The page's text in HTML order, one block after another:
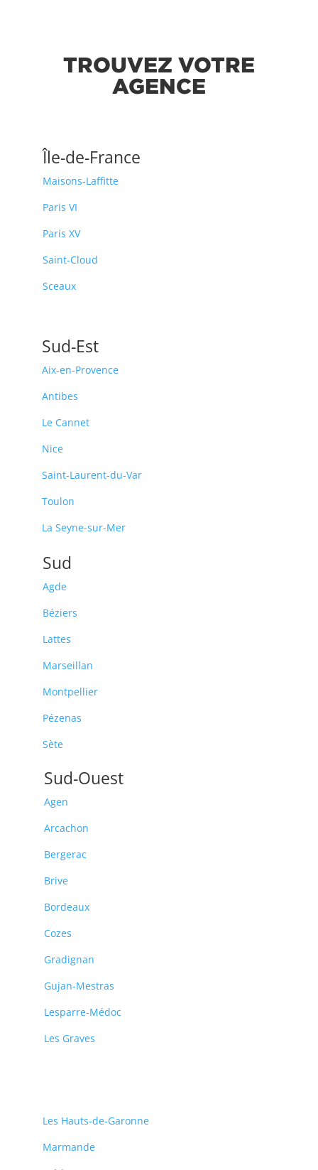
TROUVEZ VOTRE
AGENCE
Île-de-France
Maisons-Laffitte
Paris VI
Paris XV
Saint-Cloud
Sceaux
Sud-Est
Aix-en-Provence
Antibes
Le Cannet
Nice
Saint-Laurent-du-Var
Toulon
La Seyne-sur-Mer
Sud
Agde
Béziers
Lattes
Marseillan
Montpellier
Pézenas
Sète
Sud-Ouest
Agen
Arcachon
Bergerac
Brive
Bordeaux
Cozes
Gradignan
Gujan-Mestras
Lesparre-Médoc
Les Graves
Les Hauts-de-Garonne
Marmande